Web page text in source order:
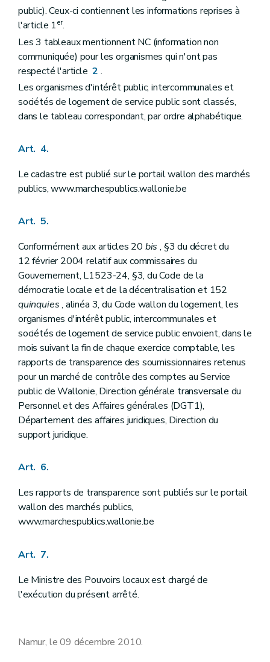
public). Ceux-ci contiennent les informations reprises à
l'article 1er.
Les 3 tableaux mentionnent NC (information non
communiquée) pour les organismes qui n'ont pas
respecté l'article2 .
Les organismes d'intérêt public, intercommunales et
sociétés de logement de service public sont classés,
dans le tableau correspondant, par ordre alphabétique.
Art. 4.
Le cadastre est publié sur le portail wallon des marchés
publics, www.marchespublics.wallonie.be
Art. 5.
Conformément aux articles 20 bis , §3 du décret du
12 février 2004 relatif aux commissaires du
Gouvernement, L1523-24, §3, du Code de la
démocratie locale et de la décentralisation et 152
quinquies, alinéa 3, du Code wallon du logement, les
organismes d'intérêt public, intercommunales et
sociétés de logement de service public envoient, dans le
mois suivant la fin de chaque exercice comptable, les
rapports de transparence des soumissionnaires retenus
pour un marché de contrôle des comptes au Service
public de Wallonie, Direction générale transversale du
Personnel et des Affaires générales (DGT1),
Département des affaires juridiques, Direction du
support juridique.
Art. 6.
Les rapports de transparence sont publiés sur le portail
wallon des marchés publics,
www.marchespublics.wallonie.be
Art. 7.
Le Ministre des Pouvoirs locaux est chargé de
l'exécution du présent arrêté.
Namur, le 09 décembre 2010.